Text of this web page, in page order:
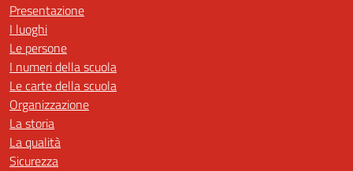
Presentazione
I luoghi
Le persone
I numeri della scuola
Le carte della scuola
Organizzazione
La storia
La qualità
Sicurezza